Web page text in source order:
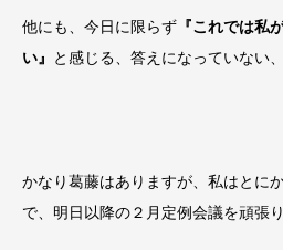
他にも、今日に限らず 『これでは私
い』
と感じる、答えになっていない
かなり葛藤はありますが、私はとに
で、明日以降の２月定例会議を頑張り